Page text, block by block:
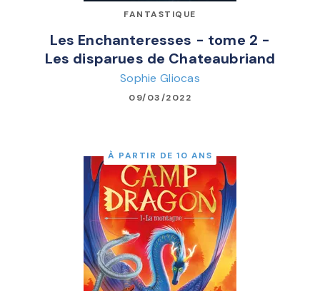
FANTASTIQUE
Les Enchanteresses - tome 2 -
Les disparues de Chateaubriand
Sophie Gliocas
09/03/2022
À PARTIR DE 10 ANS